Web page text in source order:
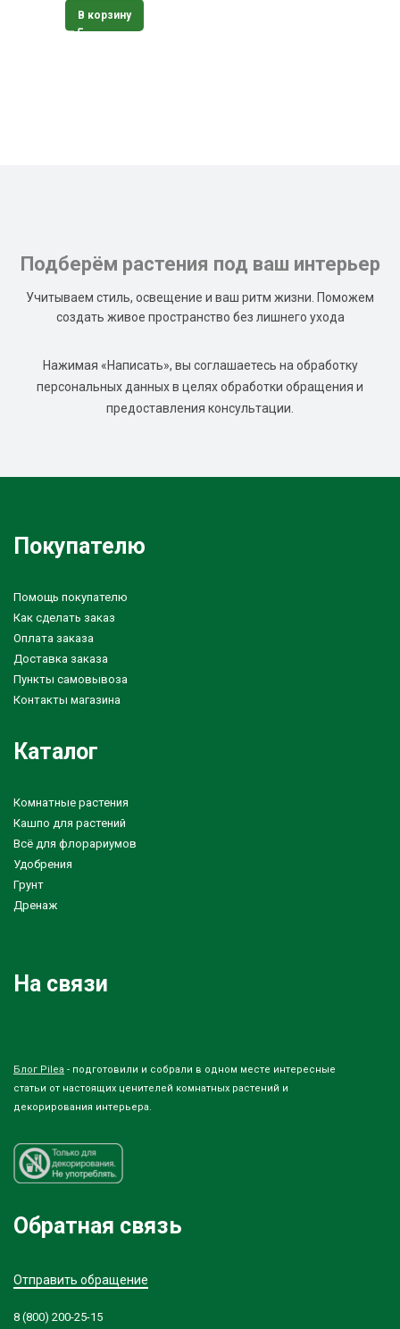
В корзину
Подберём растения под ваш интерьер
Учитываем стиль, освещение и ваш ритм жизни. Поможем
создать живое пространство без лишнего ухода
Нажимая «Написать», вы соглашаетесь на обработку
персональных данных в целях обработки обращения и
предоставления консультации.
Покупателю
Помощь покупателю
Как сделать заказ
Оплата заказа
Доставка заказа
Пункты самовывоза
Контакты магазина
Каталог
Комнатные растения
Кашпо для растений
Всё для флорариумов
Удобрения
Грунт
Дренаж
На связи
Блог Pilea - подготовили и собрали в одном месте интересные
статьи от настоящих ценителей комнатных растений и
декорирования интерьера.
Обратная связь
Отправить обращение
8 (800) 200-25-15